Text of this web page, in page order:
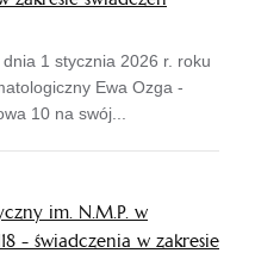
1 stycznia 2026 r. roku
Ewa Ozga -
10 na swój...
im. N.M.P. w
- świadczenia w zakresie